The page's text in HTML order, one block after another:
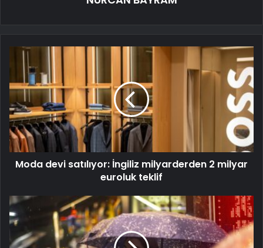
Moda devi satılıyor: İngiliz milyarderden 2 milyar
euroluk teklif